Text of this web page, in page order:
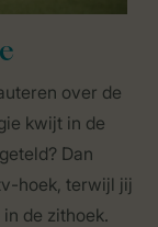
over de
kwijt in de
Dan
hoek, terwijl jij
de zithoek.